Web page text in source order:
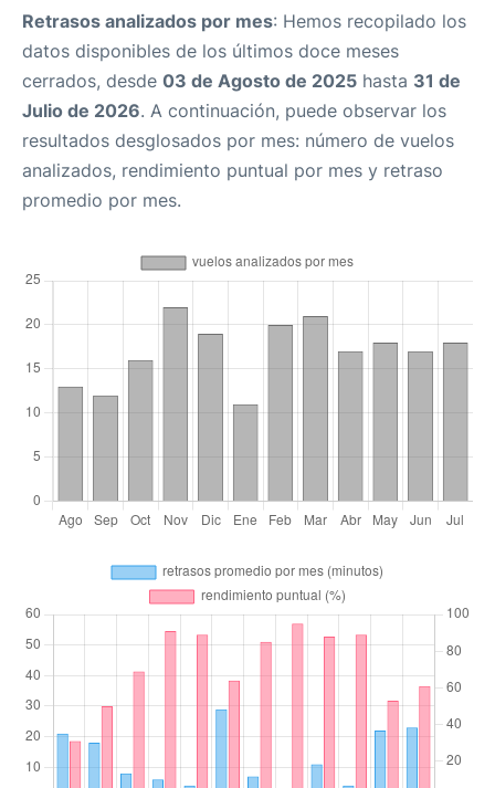
Retrasos analizados por mes: Hemos recopilado los
datos disponibles de los últimos doce meses
cerrados, desde 03 de Agosto de 2025 hasta 31 de
Julio de 2026. A continuación, puede observar los
resultados desglosados por mes: número de vuelos
analizados, rendimiento puntual por mes y retraso
promedio por mes.